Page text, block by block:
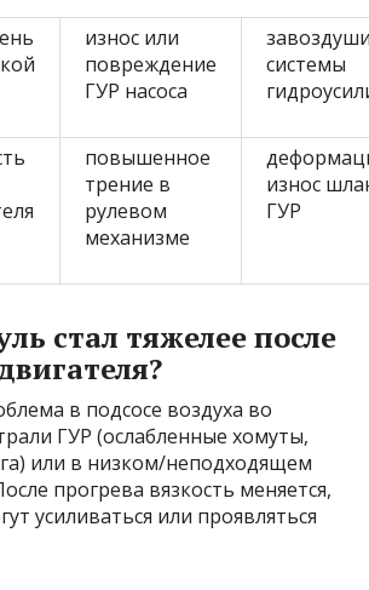
износ или
повреждение
ГУР насоса
системы
повышенное
трение в
рулевом
механизме
износ
ГУР
стал тяжелее после
в подсосе воздуха во
ГУР (ослабленные хомуты,
или в низком/неподходящем
прогрева вязкость меняется,
усиливаться или проявляться